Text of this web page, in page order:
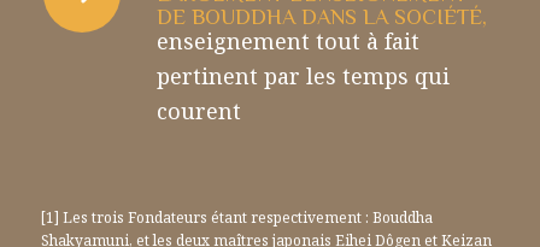
DE BOUDDHA DANS LA SOCIÉTÉ,
enseignement tout à fait
pertinent par les temps qui
courent
[1] Les trois Fondateurs étant respectivement : Bouddha
Shakyamuni, et les deux maîtres japonais Eihei Dôgen et Keizan